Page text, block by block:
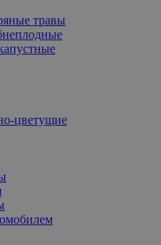
травы
цветущие